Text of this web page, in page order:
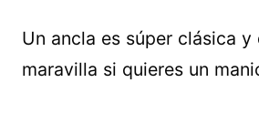
Un ancla es súper clásica y
maravilla si quieres un